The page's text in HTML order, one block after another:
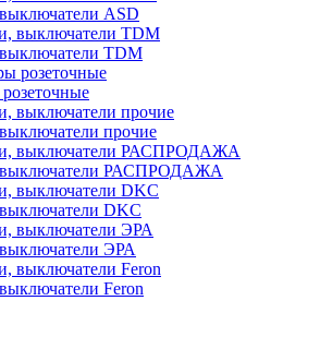
ASD
TDM
прочие
выключатели РАСПРОДАЖА
DKC
ЭРА
Feron